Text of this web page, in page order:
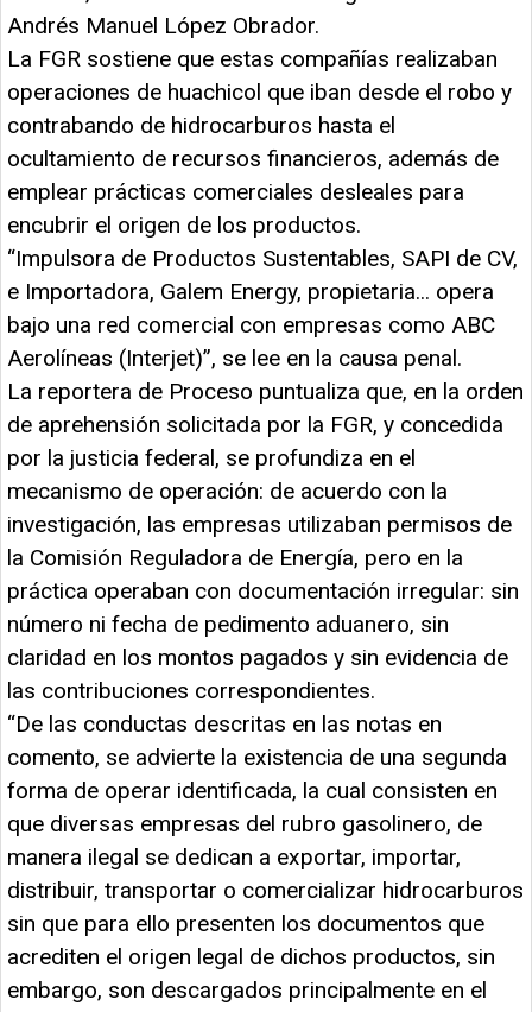
Andrés Manuel López Obrador.
La FGR sostiene que estas compañías realizaban
operaciones de huachicol que iban desde el robo y
contrabando de hidrocarburos hasta el
ocultamiento de recursos financieros, además de
emplear prácticas comerciales desleales para
encubrir el origen de los productos.
“Impulsora de Productos Sustentables, SAPI de CV,
e Importadora, Galem Energy, propietaria... opera
bajo una red comercial con empresas como ABC
Aerolíneas (Interjet)”, se lee en la causa penal.
La reportera de Proceso puntualiza que, en la orden
de aprehensión solicitada por la FGR, y concedida
por la justicia federal, se profundiza en el
mecanismo de operación: de acuerdo con la
investigación, las empresas utilizaban permisos de
la Comisión Reguladora de Energía, pero en la
práctica operaban con documentación irregular: sin
número ni fecha de pedimento aduanero, sin
claridad en los montos pagados y sin evidencia de
las contribuciones correspondientes.
“De las conductas descritas en las notas en
comento, se advierte la existencia de una segunda
forma de operar identificada, la cual consisten en
que diversas empresas del rubro gasolinero, de
manera ilegal se dedican a exportar, importar,
distribuir, transportar o comercializar hidrocarburos
sin que para ello presenten los documentos que
acrediten el origen legal de dichos productos, sin
embargo, son descargados principalmente en el